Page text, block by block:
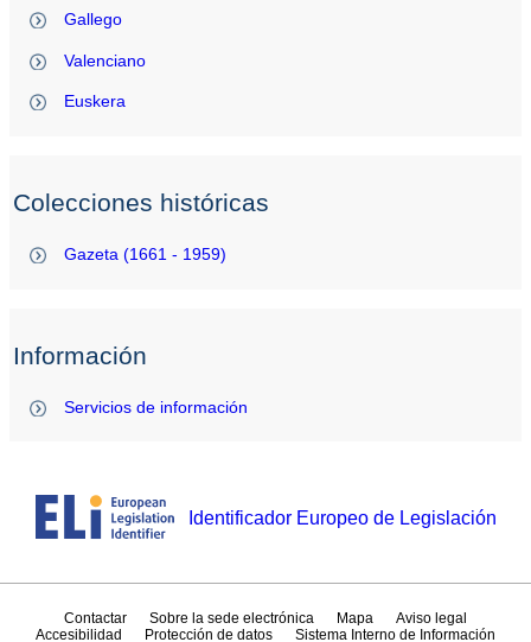
Gallego
Valenciano
Euskera
Colecciones históricas
Gazeta (1661 - 1959)
Información
Servicios de información
Identificador Europeo de Legislación
Contactar Sobre la sede electrónica Mapa
Aviso legal
Accesibilidad
Protección de datos Sistema Interno de Información